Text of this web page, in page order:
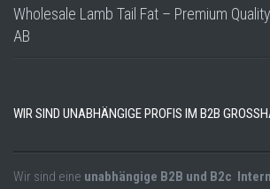
Wholesale Lamb Tail Fat – Premium
AB
WIR SIND UNABHÄNGIGE PROFIS IM B2B
Wir sind eine unabhängige B2B und B2c